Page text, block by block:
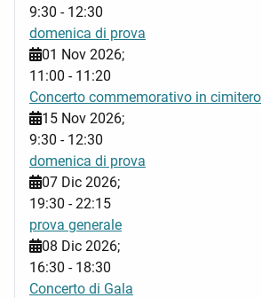
9:30 - 12:30
domenica di prova
01 Nov 2026;
11:00 - 11:20
Concerto commemorativo in cimitero
15 Nov 2026;
9:30 - 12:30
domenica di prova
07 Dic 2026;
19:30 -22:15
prova generale
08 Dic 2026;
16:30 - 18:30
Concerto di Gala